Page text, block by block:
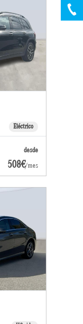
Eléctrico
desde
508€/mes